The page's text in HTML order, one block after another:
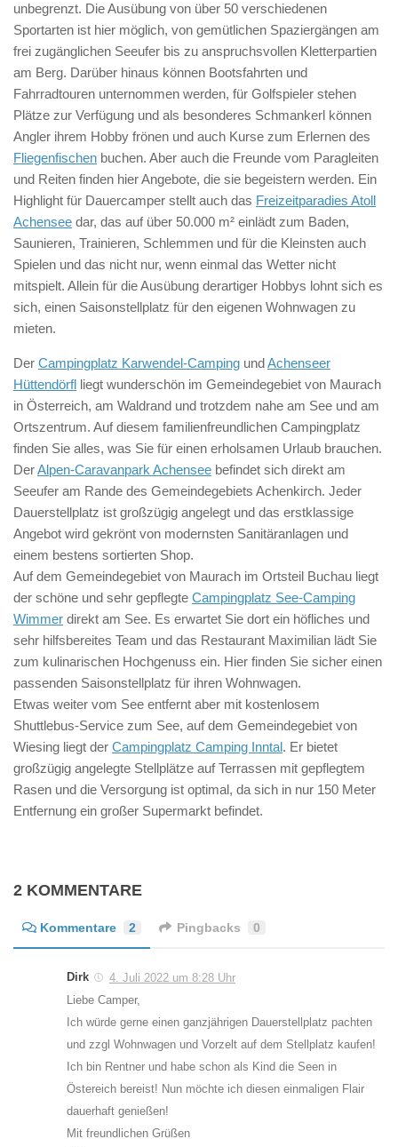
unbegrenzt. Die Ausübung von über 50 verschiedenen
Sportarten ist hier möglich, von gemütlichen Spaziergängen am
frei zugänglichen Seeufer bis zu anspruchsvollen Kletterpartien
am Berg. Darüber hinaus können Bootsfahrten und
Fahrradtouren unternommen werden, für Golfspieler stehen
Plätze zur Verfügung und als besonderes Schmankerl können
Angler ihrem Hobby frönen und auch Kurse zum Erlernen des
Fliegenfischen buchen. Aber auch die Freunde vom Paragleiten
und Reiten finden hier Angebote, die sie begeistern werden. Ein
Highlight für Dauercamper stellt auch das Freizeitparadies Atoll
Achensee dar, das auf über 50.000 m² einlädt zum Baden,
Saunieren, Trainieren, Schlemmen und für die Kleinsten auch
Spielen und das nicht nur, wenn einmal das Wetter nicht
mitspielt. Allein für die Ausübung derartiger Hobbys lohnt sich es
sich, einen Saisonstellplatz für den eigenen Wohnwagen zu
mieten.
Der Campingplatz Karwendel-Camping undAchenseer
Hüttendörfl liegt wunderschön im Gemeindegebiet von Maurach
in Österreich, am Waldrand und trotzdem nahe am See und am
Ortszentrum. Auf diesem familienfreundlichen Campingplatz
finden Sie alles, was Sie für einen erholsamen Urlaub brauchen.
DerAlpen-Caravanpark Achensee befindet sich direkt am
Seeufer am Rande des Gemeindegebiets Achenkirch. Jeder
Dauerstellplatz ist großzügig angelegt und das erstklassige
Angebot wird gekrönt von modernsten Sanitäranlagen und
einem bestens sortierten Shop.
Auf dem Gemeindegebiet von Maurach im Ortsteil Buchau liegt
der schöne und sehr gepflegte Campingplatz See-Camping
Wimmer direkt am See. Es erwartet Sie dort ein höfliches und
sehr hilfsbereites Team und das Restaurant Maximilian lädt Sie
zum kulinarischen Hochgenuss ein. Hier finden Sie sicher einen
passenden Saisonstellplatz für ihren Wohnwagen.
Etwas weiter vom See entfernt aber mit kostenlosem
Shuttlebus-Service zum See, auf dem Gemeindegebiet von
Wiesing liegt der Campingplatz Camping Inntal. Er bietet
großzügig angelegte Stellplätze auf Terrassen mit gepflegtem
Rasen und die Versorgung ist optimal, da sich in nur 150 Meter
Entfernung ein großer Supermarkt befindet.
2 KOMMENTARE
Kommentare 2 Pingbacks 0
Dirk
4. Juli 2022 um 8:28 Uhr
Liebe Camper,
Ich würde gerne einen ganzjährigen Dauerstellplatz pachten
und zzgl Wohnwagen und Vorzelt auf dem Stellplatz kaufen!
Ich bin Rentner und habe schon als Kind die Seen in
Östereich bereist! Nun möchte ich diesen einmaligen Flair
dauerhaft genießen!
Mit freundlichen Grüßen